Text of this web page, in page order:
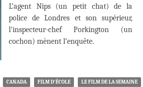
L’agent Nips (un petit chat) de la
police de Londres et son supérieur,
l’inspecteur-chef Porkington (un
cochon) mènent l’enquête.
CANADA FILM D'ÉCOLE LE FILM DE LA SEMAINE